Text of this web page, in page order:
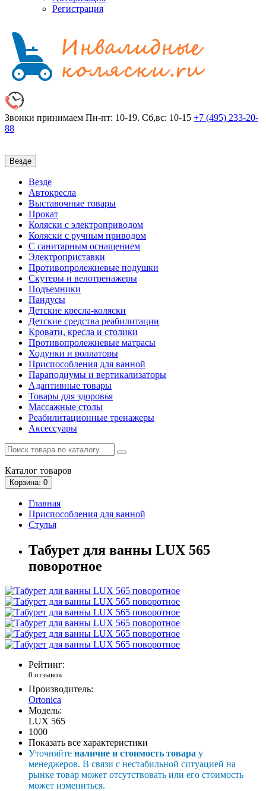
Регистрация
Звонки принимаем Пн-пт: 10-19. Сб,вс: 10-15 +7 (495) 233-20-
88
Везде
Везде
Автокресла
Выставочные товары
Прокат
Коляски с электроприводом
Коляски с ручным приводом
С санитарным оснащением
Электроприставки
Противопролежневые подушки
Скутеры и велотренажеры
Подъемники
Пандусы
Детские кресла-коляски
Детские средства реабилитации
Кровати, кресла и столики
Противопролежневые матрасы
Ходунки и роллаторы
Приспособления для ванной
Параподиумы и вертикализаторы
Адаптивные товары
Товары для здоровья
Массажные столы
Реабилитационные тренажеры
Аксессуары
Каталог товаров
Корзина: 0
Главная
Приспособления для ванной
Стулья
Табурет для ванны LUX 565
поворотное
Рейтинг:
0 отзывов
Производитель:
Ortonica
Модель:
LUX 565
1000
Показать все характеристики
Уточняйте наличие и стоимость товара у
менеджеров. В связи с нестабильной ситуацией на
рынке товар может отсутствовать или его стоимость
может измениться.